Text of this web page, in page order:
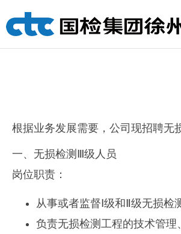
根据业务发展需要，公司现招聘无
一、无损检测Ⅲ级人员
岗位职责：
从事或者监督Ⅰ级和Ⅱ级无损检
负责无损检测工程的技术管理